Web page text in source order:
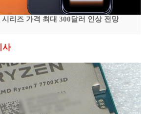
리즈 가격 최대 300달러 인상 전망
사